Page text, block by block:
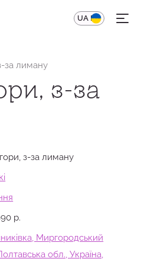
UA EN
за лиману
з-за
з-за лиману
р.
Миргородський
обл., Україна,